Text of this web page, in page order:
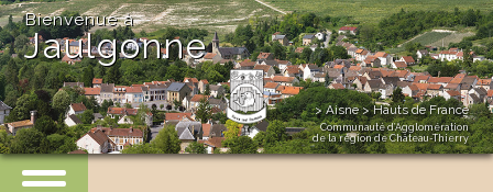
> Aisne > Hauts de France
Communauté d’Agglomération
de la région de Château-Thierry
Bienvenue à
Jaulgonne